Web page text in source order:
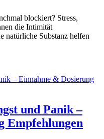
blockiert? Stress,
die Intimität
natürliche Substanz helfen
und Panik –
Empfehlungen